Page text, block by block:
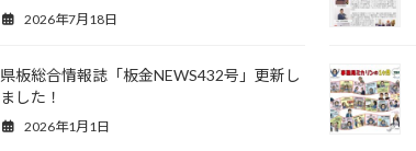
2026年7月18日
県板総合情報誌「板金NEWS432号」更新し
ました！
2026年1月1日